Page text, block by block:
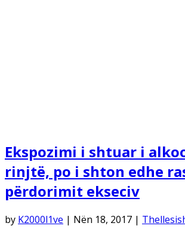
Ekspozimi i shtuar i
rinjtë, po i shton edhe
përdorimit ekseciv
by K2000l1ve | Nën 18, 2017 |